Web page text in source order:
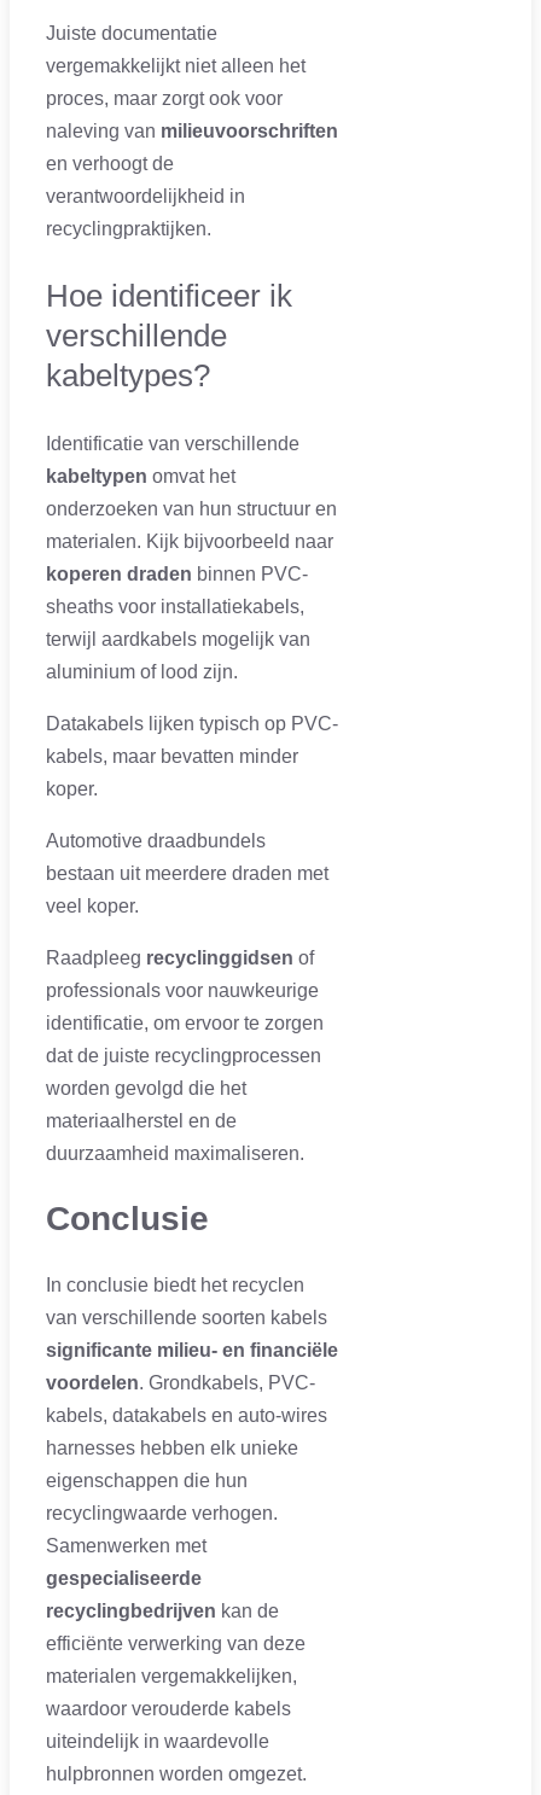
Juiste documentatie
vergemakkelijkt niet alleen het
proces, maar zorgt ook voor
naleving van milieuvoorschriften
en verhoogt de
verantwoordelijkheid in
recyclingpraktijken.
Hoe identificeer ik
verschillende
kabeltypes?
Identificatie van verschillende
kabeltypen omvat het
onderzoeken van hun structuur en
materialen. Kijk bijvoorbeeld naar
koperen draden binnen PVC-
sheaths voor installatiekabels,
terwijl aardkabels mogelijk van
aluminium of lood zijn.
Datakabels lijken typisch op PVC-
kabels, maar bevatten minder
koper.
Automotive draadbundels
bestaan uit meerdere draden met
veel koper.
Raadpleeg recyclinggidsen of
professionals voor nauwkeurige
identificatie, om ervoor te zorgen
dat de juiste recyclingprocessen
worden gevolgd die het
materiaalherstel en de
duurzaamheid maximaliseren.
Conclusie
In conclusie biedt het recyclen
van verschillende soorten kabels
significante milieu- en financiële
voordelen. Grondkabels, PVC-
kabels, datakabels en auto-wires
harnesses hebben elk unieke
eigenschappen die hun
recyclingwaarde verhogen.
Samenwerken met
gespecialiseerde
recyclingbedrijven kan de
efficiënte verwerking van deze
materialen vergemakkelijken,
waardoor verouderde kabels
uiteindelijk in waardevolle
hulpbronnen worden omgezet.